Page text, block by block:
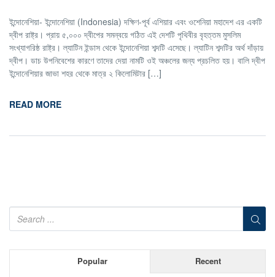
ইন্দোনেশিয়া- ইন্দোনেশিয়া (Indonesia) দক্ষিণ-পূর্ব এশিয়ার এবং ওশেনিয়া মহাদেশ এর একটি
দ্বীপ রাষ্ট্র। প্রায় ৫,০০০ দ্বীপের সমন্বয়ে গঠিত এই দেশটি পৃথিবীর বৃহত্তম মুসলিম
সংখ্যাগরিষ্ঠ রাষ্ট্র। ল্যাটিন ইন্ডাস থেকে ইন্দোনেশিয়া শব্দটি এসেছে। ল্যাটিন শব্দটির অর্থ দাঁড়ায়
দ্বীপ। ডাচ উপনিবেশের কারণে তাদের দেয়া নামটি ওই অঞ্চলের জন্য প্রচলিত হয়। বালি দ্বীপ
ইন্দোনেশিয়ার জাভা শহর থেকে মাত্র ২ কিলোমিটার […]
READ MORE
Popular Recent